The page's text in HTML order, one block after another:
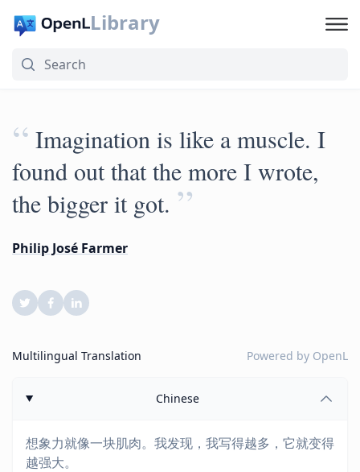
Library
“ Imagination is like a muscle. I
found out that the more I wrote,
the bigger it got. ”
Philip José Farmer
Multilingual Translation Powered by OpenL
Chinese
想象力就像一块肌肉。我发现，我写得越多，它就变得
越强大。